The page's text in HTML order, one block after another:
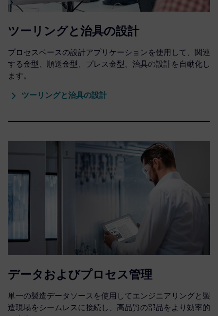
ツーリングと治具の設計
プロセスベースの設計アプリケーションを使用して、関連
する金型、順送金型、プレス金型、治具の設計を自動化し
ます。
ツーリングと治具の設計
データおよびプロセス管理
単一の製造データソースを使用してエンジニアリングと製
造現場をシームレスに接続し、高品質の部品をより効率的